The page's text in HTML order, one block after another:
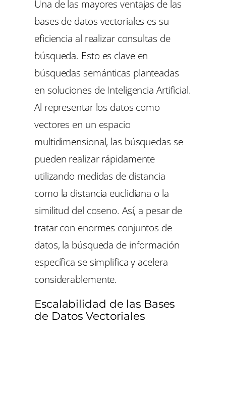
Una de las mayores ventajas de las
bases de datos vectoriales es su
eficiencia al realizar consultas de
búsqueda. Esto es clave en
búsquedas semánticas planteadas
en soluciones de Inteligencia Artificial.
Al representar los datos como
vectores en un espacio
multidimensional, las búsquedas se
pueden realizar rápidamente
utilizando medidas de distancia
como la distancia euclidiana o la
similitud del coseno. Así, a pesar de
tratar con enormes conjuntos de
datos, la búsqueda de información
específica se simplifica y acelera
considerablemente.
Escalabilidad de las Bases
de Datos Vectoriales